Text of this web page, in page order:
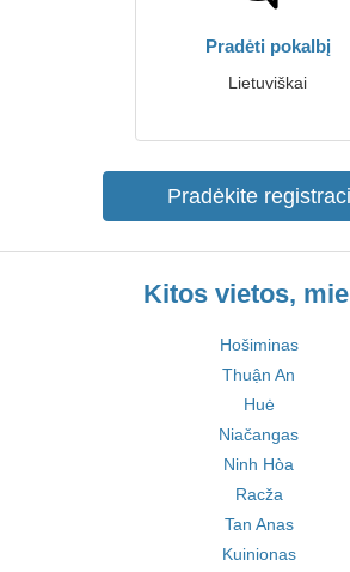
Pradėti pokalbį
Lietuviškai
Pradėkite
Kitos vietos,
Hošiminas
Thuận An
Huė
Niačangas
Ninh Hòa
Racža
Tan Anas
Kuinionas